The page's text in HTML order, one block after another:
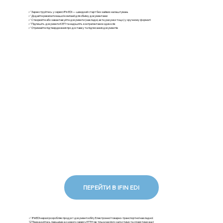
✅ Зареєструйтесь у сервісі iFin EDI — швидкий старт без зайвих налаштувань
✅ Додайте реквізити вашої компанії для обміну документами
✅ Створюйте або завантажуйте документи (накладні, акти, рахунки тощо) у зручному форматі
✅ Підпишіть документи КЕП та надішліть контрагентам в один клік
✅ Отримайте підтвердження про доставку та підписання документів
ПЕРЕЙТИ В IFIN EDI
✅ iFinEDI наразі розробляє продукт документообігу Електронної товарно-транспортної накладної.
💡Приєднуйтесь першими до нового сервісу ЕТТН: як тільки ми його запустимо та сповістимо вас!